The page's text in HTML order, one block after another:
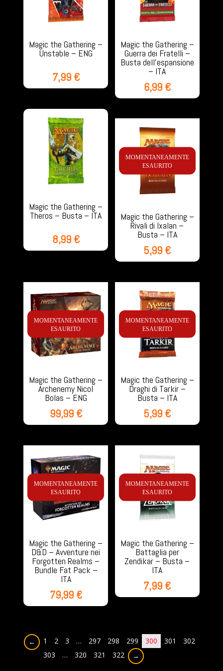
Magic the Gathering –
Unstable – ENG
7,99 €
Magic the Gathering –
Guerra dei Fratelli –
Busta dell’espansione
– ITA
6,99 €
Magic the Gathering –
Theros – Busta – ITA
8,99 €
MOMENTANEAMENTE
ESAURITO
Magic the Gathering –
Rivali di Ixalan –
Busta – ITA
5,99 €
MOMENTANEAMENTE
ESAURITO
Magic the Gathering –
Archenemy Nicol
Bolas – ENG
99,99 €
MOMENTANEAMENTE
ESAURITO
Magic the Gathering –
Draghi di Tarkir –
Busta – ITA
5,99 €
MOMENTANEAMENTE
ESAURITO
Magic the Gathering –
D&D – Avventure nei
Forgotten Realms –
Bundle Fat Pack –
ITA
79,99 €
MOMENTANEAMENTE
ESAURITO
Magic the Gathering –
Battaglia per
Zendikar – Busta –
ITA
7,99 €
← 1 2 3 … 297 298 299 300 301
302
303
… 320 321 322 →